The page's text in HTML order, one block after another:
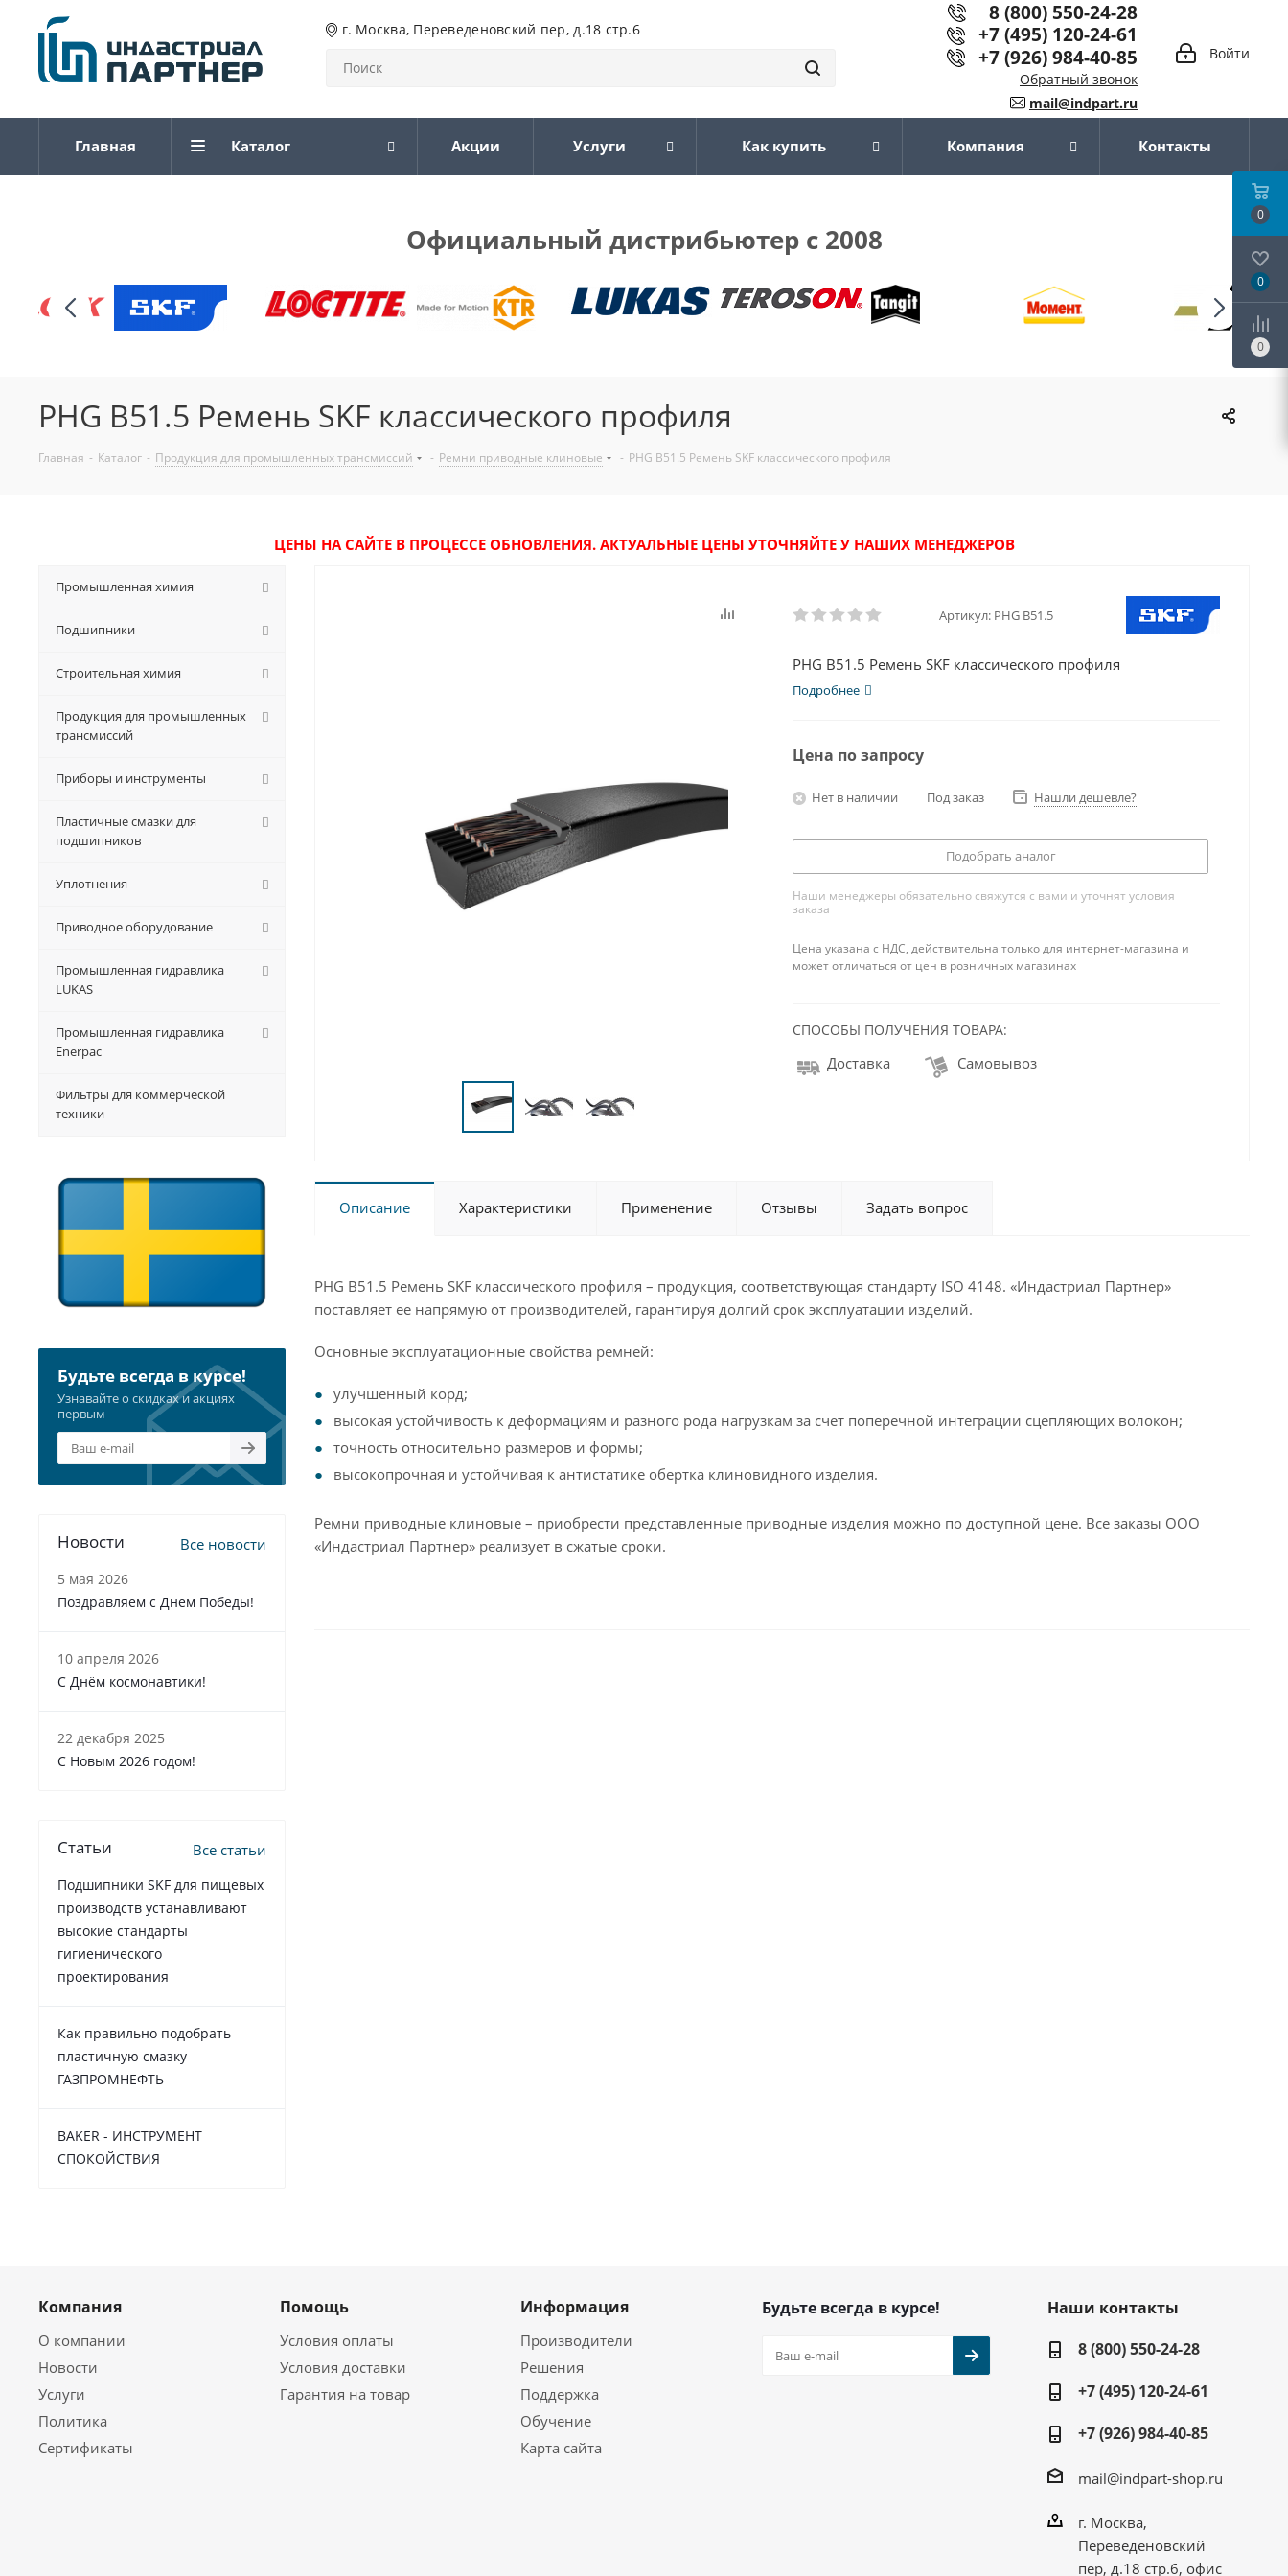
г. Москва, Переведеновский пер, д.18 стр.6
Войти
8 (800) 550-24-28
+7 (495) 120-24-61
+7 (926) 984-40-85
Обратный звонок
mail@indpart.ru
Главная Каталог Акции Услуги Как купить Компания Контакты
Официальный дистрибьютер с 2008
PHG B51.5 Ремень SKF классического профиля
Главная - Каталог - Продукция для промышленных трансмиссий - Ремни приводные клиновые - PHG B51.5 Ремень SKF классического профиля
ЦЕНЫ НА САЙТЕ В ПРОЦЕССЕ ОБНОВЛЕНИЯ. АКТУАЛЬНЫЕ ЦЕНЫ УТОЧНЯЙТЕ У НАШИХ МЕНЕДЖЕРОВ
Артикул: PHG B51.5
PHG B51.5 Ремень SKF классического профиля
Подробнее
Цена по запросу
Нет в наличии Под заказ Нашли дешевле?
Подобрать аналог
Наши менеджеры обязательно свяжутся с вами и уточнят условия
заказа
Цена указана с НДС, действительна только для интернет-магазина и
может отличаться от цен в розничных магазинах
СПОСОБЫ ПОЛУЧЕНИЯ ТОВАРА:
Доставка Самовывоз
Описание Характеристики Применение Отзывы Задать вопрос
PHG B51.5 Ремень SKF классического профиля – продукция, соответствующая стандарту ISO 4148. «Индастриал Партнер»
поставляет ее напрямую от производителей, гарантируя долгий срок эксплуатации изделий.
Основные эксплуатационные свойства ремней:
улучшенный корд;
высокая устойчивость к деформациям и разного рода нагрузкам за счет поперечной интеграции сцепляющих волокон;
точность относительно размеров и формы;
высокопрочная и устойчивая к антистатике обертка клиновидного изделия.
Ремни приводные клиновые – приобрести представленные приводные изделия можно по доступной цене. Все заказы ООО
«Индастриал Партнер» реализует в сжатые сроки.
Промышленная химия
Подшипники
Строительная химия
Продукция для промышленных
трансмиссий
Приборы и инструменты
Пластичные смазки для
подшипников
Уплотнения
Приводное оборудование
Промышленная гидравлика
LUKAS
Промышленная гидравлика
Enerpac
Фильтры для коммерческой
техники
Будьте всегда в курсе!
Узнавайте о скидках и акциях
первым
Новости Все новости
5 мая 2026
Поздравляем с Днем Победы!
10 апреля 2026
С Днём космонавтики!
22 декабря 2025
C Новым 2026 годом!
Статьи Все статьи
Подшипники SKF для пищевых
производств устанавливают
высокие стандарты
гигиенического
проектирования
Как правильно подобрать
пластичную смазку
ГАЗПРОМНЕФТЬ
BAKER - ИНСТРУМЕНТ
СПОКОЙСТВИЯ
Компания
О компании
Новости
Услуги
Политика
Сертификаты
Помощь
Условия оплаты
Условия доставки
Гарантия на товар
Информация
Производители
Решения
Поддержка
Обучение
Карта сайта
Будьте всегда в курсе!
Наши контакты
8 (800) 550-24-28
+7 (495) 120-24-61
+7 (926) 984-40-85
mail@indpart-shop.ru
г. Москва,
Переведеновский
пер, д.18 стр.6, офис
0
0
0